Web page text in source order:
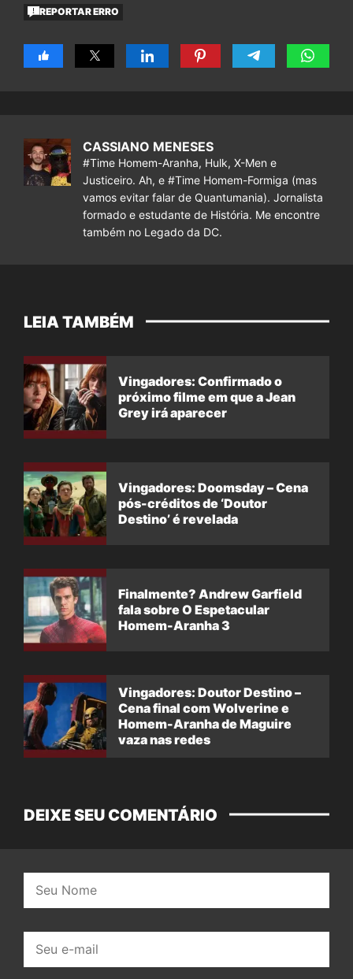
REPORTAR ERRO
CASSIANO MENESES
#Time Homem-Aranha, Hulk, X-Men e
Justiceiro. Ah, e #Time Homem-Formiga (mas
vamos evitar falar de Quantumania). Jornalista
formado e estudante de História. Me encontre
também no Legado da DC.
LEIA TAMBÉM
Vingadores: Confirmado o
próximo filme em que a Jean
Grey irá aparecer
Vingadores: Doomsday – Cena
pós-créditos de ‘Doutor
Destino’ é revelada
Finalmente? Andrew Garfield
fala sobre O Espetacular
Homem-Aranha 3
Vingadores: Doutor Destino –
Cena final com Wolverine e
Homem-Aranha de Maguire
vaza nas redes
DEIXE SEU COMENTÁRIO
mail: